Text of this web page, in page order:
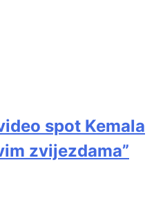
spot Kemala
zvijezdama”